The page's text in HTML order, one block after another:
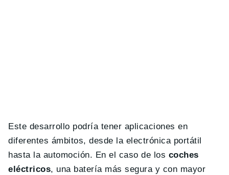
Este desarrollo podría tener aplicaciones en
diferentes ámbitos, desde la electrónica portátil
hasta la automoción. En el caso de los coches
eléctricos, una batería más segura y con mayor